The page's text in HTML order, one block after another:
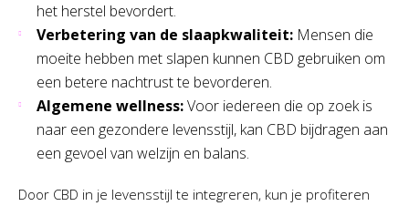
het herstel bevordert.
Verbetering van de slaapkwaliteit: Mensen die
moeite hebben met slapen kunnen CBD gebruiken om
een betere nachtrust te bevorderen.
Algemene wellness:Voor iedereen die op zoek is
naar een gezondere levensstijl, kan CBD bijdragen aan
een gevoel van welzijn en balans.
Door CBD in je levensstijl te integreren, kun je profiteren